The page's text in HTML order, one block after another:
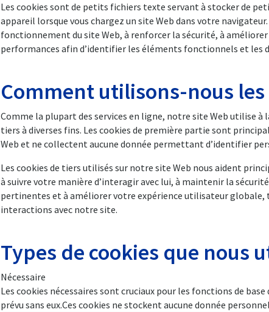
Les cookies sont de petits fichiers texte servant à stocker de
appareil lorsque vous chargez un site Web dans votre
fonctionnement du site Web, à renforcer la sécurité, à
performances afin d’identifier les éléments fonctionnels et les
Comment utilisons-nous les
Comme la plupart des services en ligne, notre site Web utilise à
tiers à diverses fins. Les cookies de première partie sont
Web et ne collectent aucune donnée permettant d’identifier
Les cookies de tiers utilisés sur notre site Web nous aident
à suivre votre manière d’interagir avec lui, à maintenir la
pertinentes et à améliorer votre expérience utilisateur
interactions avec notre site.
Types de cookies que nous
Nécessaire
Les cookies nécessaires sont cruciaux pour les fonctions de
prévu sans eux.Ces cookies ne stockent aucune donnée